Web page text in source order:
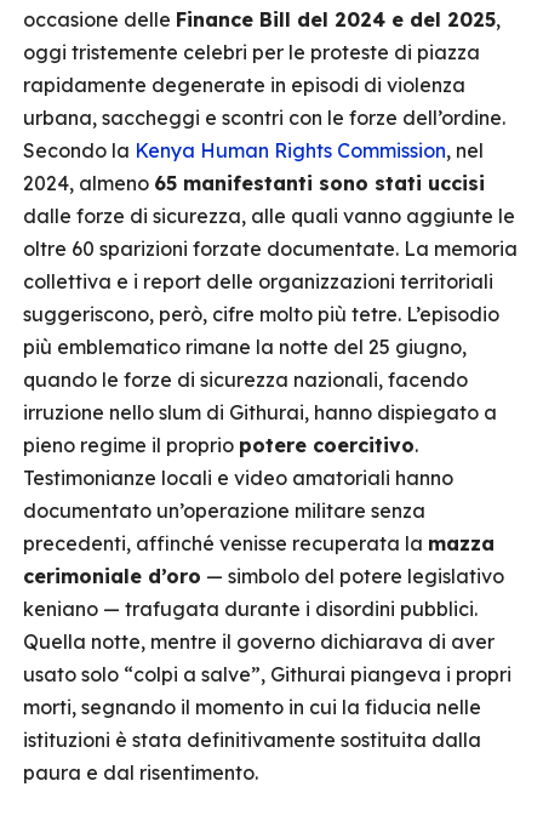
occasione delle Finance Bill del 2024 e del 2025,
oggi tristemente celebri per le proteste di piazza
rapidamente degenerate in episodi di violenza
urbana, saccheggi e scontri con le forze dell’ordine.
Secondo la Kenya Human Rights Commission, nel
2024, almeno 65 manifestanti sono stati uccisi
dalle forze di sicurezza, alle quali vanno aggiunte le
oltre 60 sparizioni forzate documentate. La memoria
collettiva e i report delle organizzazioni territoriali
suggeriscono, però, cifre molto più tetre. L’episodio
più emblematico rimane la notte del 25 giugno,
quando le forze di sicurezza nazionali, facendo
irruzione nello slum di Githurai, hanno dispiegato a
pieno regime il proprio potere coercitivo.
Testimonianze locali e video amatoriali hanno
documentato un’operazione militare senza
precedenti, affinché venisse recuperata la mazza
cerimoniale d’oro — simbolo del potere legislativo
keniano — trafugata durante i disordini pubblici.
Quella notte, mentre il governo dichiarava di aver
usato solo “colpi a salve”, Githurai piangeva i propri
morti, segnando il momento in cui la fiducia nelle
istituzioni è stata definitivamente sostituita dalla
paura e dal risentimento.